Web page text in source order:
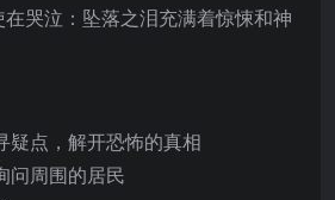
哭泣：坠落之泪充满着惊悚和神
点，解开恐怖的真相
问周围的居民